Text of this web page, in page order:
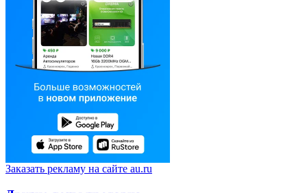
Заказать рекламу на сайте au.ru